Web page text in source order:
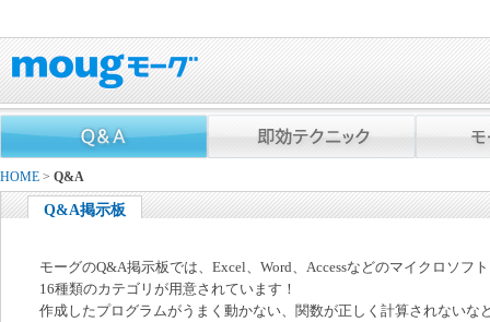
HOME > Q&A
Q&A掲示板
モーグのQ&A掲示板では、Excel、Word、Accessなどのマイクロソフ
16種類のカテゴリが用意されています！
作成したプログラムがうまく動かない、関数が正しく計算されないな